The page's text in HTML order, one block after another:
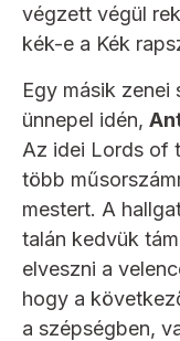
végzett végül
kék-e a Kék
Egy másik
ünnepel idén,
Az idei Lords of
több
mestert. A
talán kedvük
elveszni a
hogy a
a szépségben,